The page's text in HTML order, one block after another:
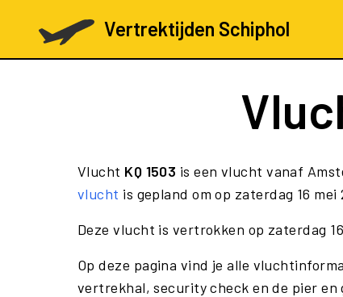
Vertrektijden Schiphol
Vlucht KQ 1503 is een vlucht vanaf
vlucht is gepland om op zaterdag 16
Deze vlucht is vertrokken op zaterdag
Op deze pagina vind je alle
vertrekhal, security check en de pier